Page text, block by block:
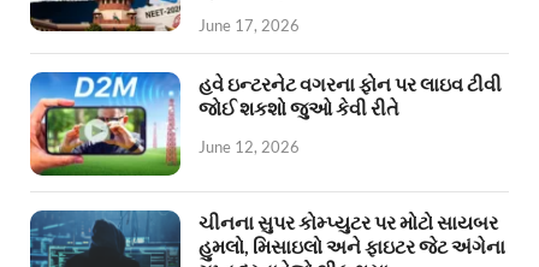
June 17, 2026
હવે ઇન્ટરનેટ વગરના ફોન પર લાઇવ ટીવી
જોઈ શકશો જુઓ કેવી રીતે
June 12, 2026
ચીનના સુપર કોમ્પ્યુટર પર મોટો સાયબર
હુમલો, મિસાઇલો અને ફાઇટર જેટ અંગેના